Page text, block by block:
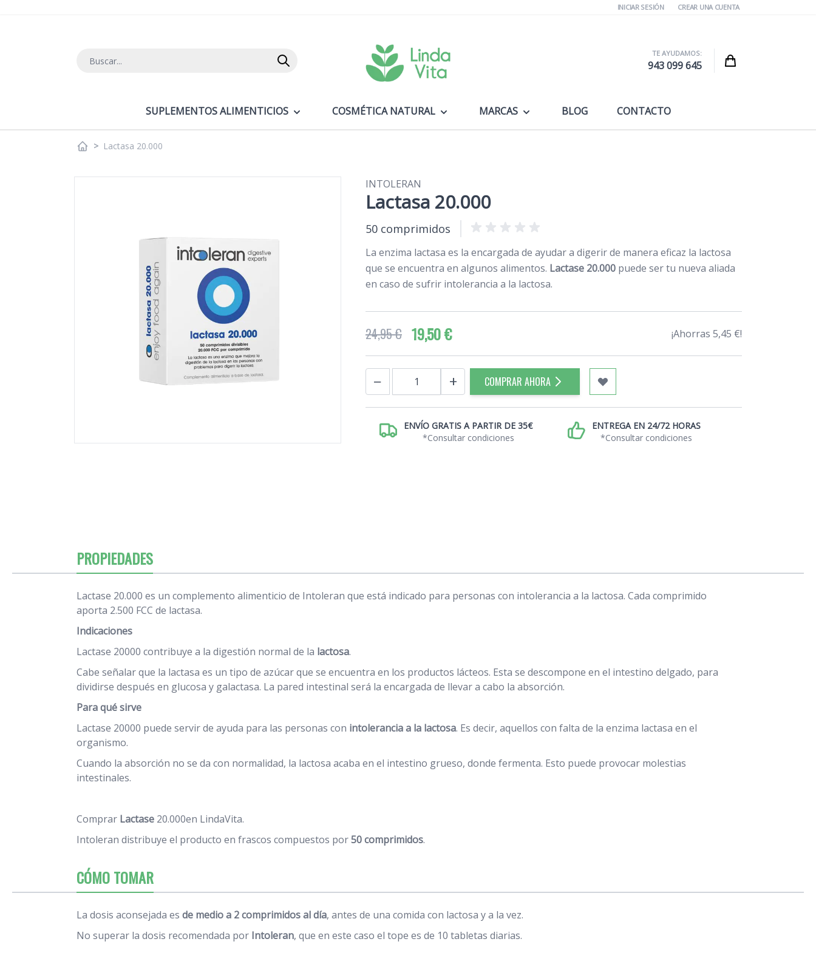
INICIAR SESIÓN CREAR UNA CUENTA
Buscar
TE AYUDAMOS:
943 099 645 Cart
SUPLEMENTOS ALIMENTICIOS COSMÉTICA NATURAL MARCAS BLOG CONTACTO
> Lactasa 20.000
INTOLERAN
Lactasa 20.000
50 comprimidos
La enzima lactasa es la encargada de ayudar a digerir de manera eficaz la lactosa
que se encuentra en algunos alimentos. Lactase 20.000 puede ser tu nueva aliada
en caso de sufrir intolerancia a la lactosa.
24,95 € 19,50 € ¡Ahorras 5,45 €!
− + COMPRAR AHORA
ENVÍO GRATIS A PARTIR DE 35€
*Consultar condiciones
ENTREGA EN 24/72 HORAS
*Consultar condiciones
PROPIEDADES
Lactase 20.000 es un complemento alimenticio de Intoleran que está indicado para personas con intolerancia a la lactosa. Cada comprimido
aporta 2.500 FCC de lactasa.
Indicaciones
Lactase 20000 contribuye a la digestión normal de la lactosa.
Cabe señalar que la lactasa es un tipo de azúcar que se encuentra en los productos lácteos. Esta se descompone en el intestino delgado, para
dividirse después en glucosa y galactasa. La pared intestinal será la encargada de llevar a cabo la absorción.
Para qué sirve
Lactase 20000 puede servir de ayuda para las personas con intolerancia a la lactosa. Es decir, aquellos con falta de la enzima lactasa en el
organismo.
Cuando la absorción no se da con normalidad, la lactosa acaba en el intestino grueso, donde fermenta. Esto puede provocar molestias
intestinales.
Comprar Lactase 20.000en LindaVita.
Intoleran distribuye el producto en frascos compuestos por50 comprimidos.
CÓMO TOMAR
La dosis aconsejada es de medio a 2 comprimidos al día, antes de una comida con lactosa y a la vez.
No superar la dosis recomendada por Intoleran, que en este caso el tope es de 10 tabletas diarias.